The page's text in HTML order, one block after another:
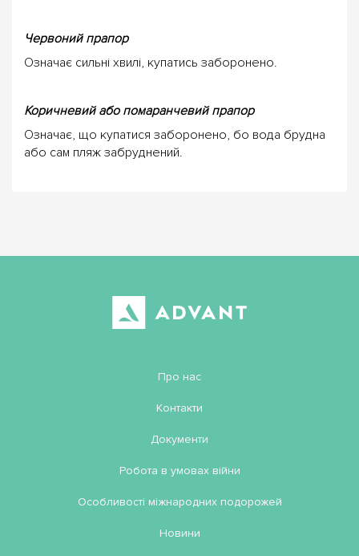
Червоний прапор
Означає сильні хвилі, купатись заборонено.
Коричневий або помаранчевий прапор
Означає, що купатися заборонено, бо вода брудна
або сам пляж забруднений.
Про нас
Контакти
Документи
Робота в умовах війни
Особливості міжнародних подорожей
Новини